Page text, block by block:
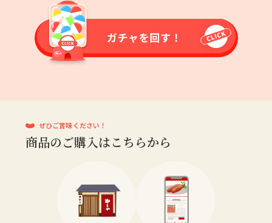
ぜひご賞味ください！
商品のご購入はこちらから